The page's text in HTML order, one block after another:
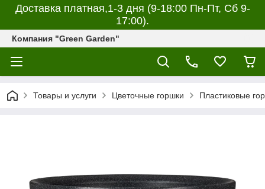
Доставка платная,1-3 дня (9-18:00 Пн-Пт, Сб 9-
17:00).
Компания "Green Garden"
Товары и услуги Цветочные горшки Пластиковые